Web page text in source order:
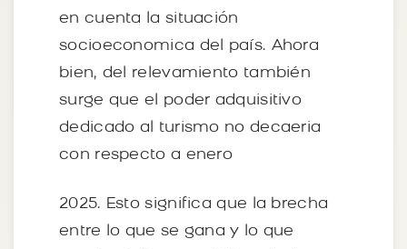
en cuenta la situación
socioeconomica del país. Ahora
bien, del relevamiento también
surge que el poder adquisitivo
dedicado al turismo no decaeria
con respecto a enero
2025. Esto significa que la brecha
entre lo que se gana y lo que